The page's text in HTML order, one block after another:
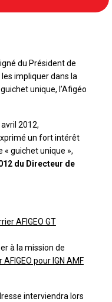
du Président de
impliquer dans la
unique, l’Afigéo
2012,
un fort intérêt
« guichet unique »,
du Directeur de
AFIGEO GT
à la mission de
AFIGEO pour IGN AMF
interviendra lors